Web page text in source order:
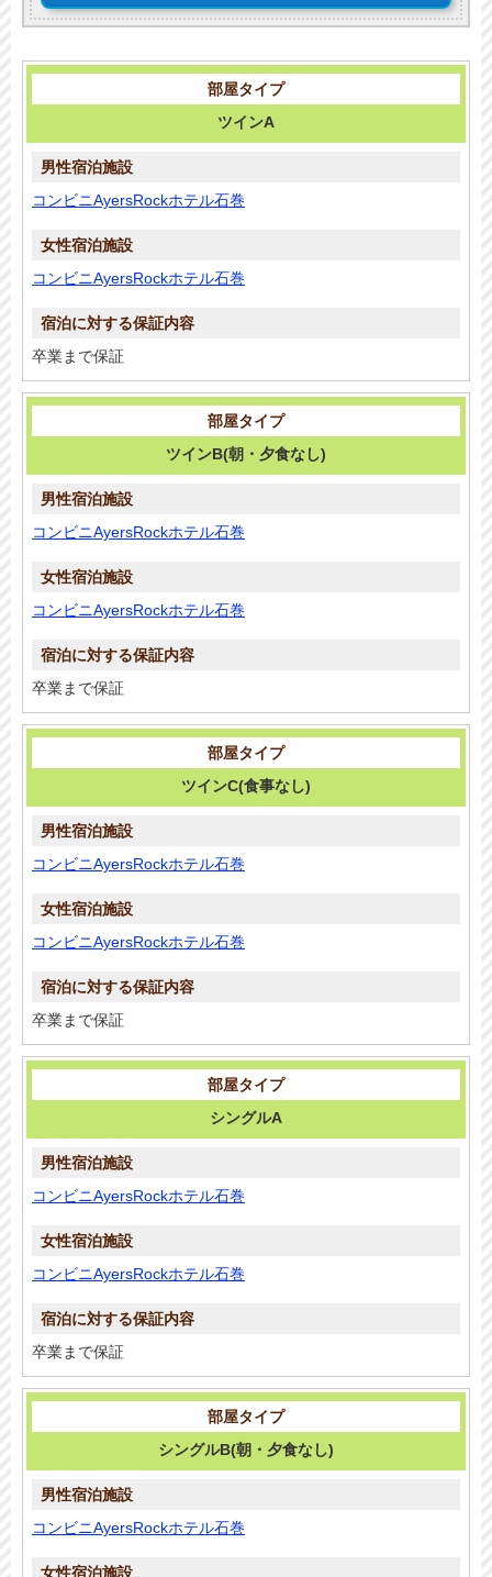
ツインA
コンビニAyersRockホテル石巻
コンビニAyersRockホテル石巻
卒業まで保証
ツインB(朝・夕食なし)
コンビニAyersRockホテル石巻
コンビニAyersRockホテル石巻
卒業まで保証
ツインC(食事なし)
コンビニAyersRockホテル石巻
コンビニAyersRockホテル石巻
卒業まで保証
シングルA
コンビニAyersRockホテル石巻
コンビニAyersRockホテル石巻
卒業まで保証
シングルB(朝・夕食なし)
コンビニAyersRockホテル石巻